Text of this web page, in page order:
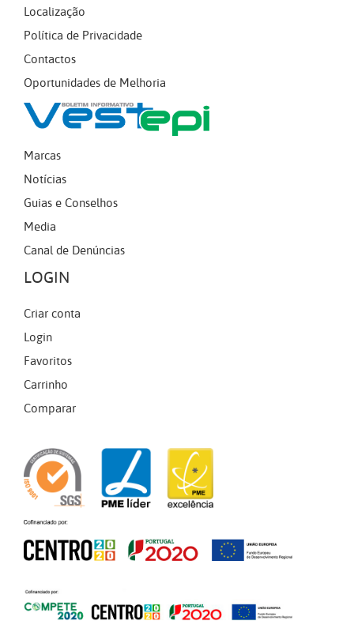
Localização
Política de Privacidade
Contactos
Oportunidades de Melhoria
Marcas
Notícias
Guias e Conselhos
Media
Canal de Denúncias
LOGIN
Criar conta
Login
Favoritos
Carrinho
Comparar